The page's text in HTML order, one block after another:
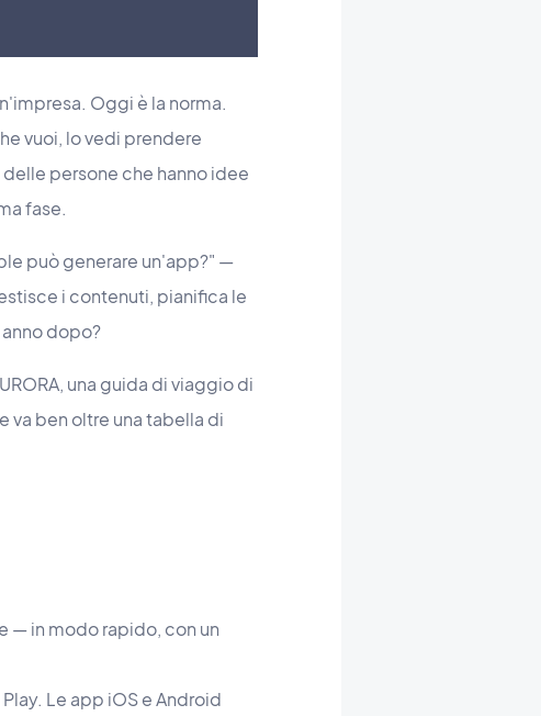
Oggi è la norma.
vuoi, lo vedi prendere
persone che hanno idee
fase.
può generare un'app?" —
i contenuti, pianifica le
dopo?
una guida di viaggio di
va ben oltre una tabella di
— in modo rapido, con un
Le app iOS e Android